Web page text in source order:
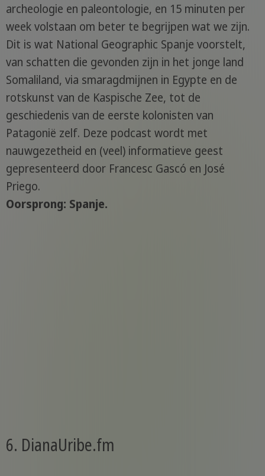
archeologie en paleontologie, en 15 minuten per
week volstaan om beter te begrijpen wat we zijn.
Dit is wat National Geographic Spanje voorstelt,
van schatten die gevonden zijn in het jonge land
Somaliland, via smaragdmijnen in Egypte en de
rotskunst van de Kaspische Zee, tot de
geschiedenis van de eerste kolonisten van
Patagonië zelf. Deze podcast wordt met
nauwgezetheid en (veel) informatieve geest
gepresenteerd door Francesc Gascó en José
Priego.
Oorsprong: Spanje.
6. DianaUribe.fm